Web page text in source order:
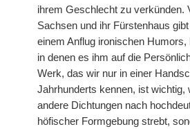
ihrem Geschlecht zu verkünden.
Sachsen und ihr Fürstenhaus
einem Anflug ironischen Humors,
in denen es ihm auf die
Werk, das wir nur in einer
Jahrhunderts kennen, ist wichtig,
andere Dichtungen nach
höfischer Formgebung strebt,